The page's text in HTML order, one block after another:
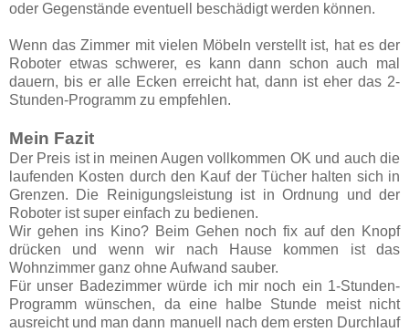
oder Gegenstände eventuell beschädigt werden können.
Wenn das Zimmer mit vielen Möbeln verstellt ist, hat es der
Roboter etwas schwerer, es kann dann schon auch mal
dauern, bis er alle Ecken erreicht hat, dann ist eher das 2-
Stunden-Programm zu empfehlen.
Mein Fazit
Der Preis ist in meinen Augen vollkommen OK und auch die
laufenden Kosten durch den Kauf der Tücher halten sich in
Grenzen. Die Reinigungsleistung ist in Ordnung und der
Roboter ist super einfach zu bedienen.
Wir gehen ins Kino? Beim Gehen noch fix auf den Knopf
drücken und wenn wir nach Hause kommen ist das
Wohnzimmer ganz ohne Aufwand sauber.
Für unser Badezimmer würde ich mir noch ein 1-Stunden-
Programm wünschen, da eine halbe Stunde meist nicht
ausreicht und man dann manuell nach dem ersten Durchlauf